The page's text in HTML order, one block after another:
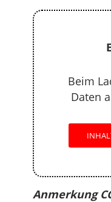
Beim
Daten
Anmerkung